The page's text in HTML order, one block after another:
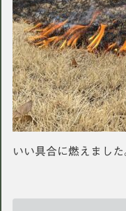
いい具合に燃えました